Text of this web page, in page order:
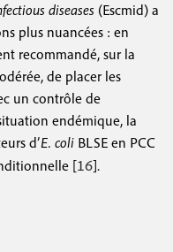
diseases (Escmid) a
plus nuancées : en
recommandé, sur la
de placer les
un contrôle de
endémique, la
d’E. coli BLSE en PCC
[16].